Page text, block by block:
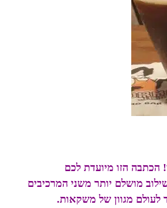
הכתבה הזו מיועדת לכם
מושלם יותר משני המרכיבים
לעולם מגוון של משקאות.